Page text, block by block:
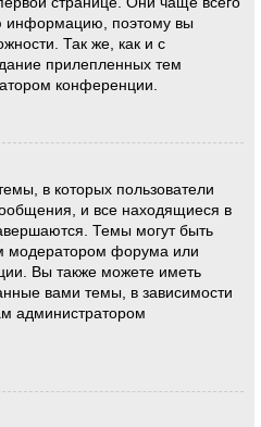
информацию, поэтому вы
Так же, как и с
прилепленных тем
конференции.
в которых пользователи
и все находящиеся в
Темы могут быть
модератором форума или
Вы также можете иметь
вами темы, в зависимости
администратором